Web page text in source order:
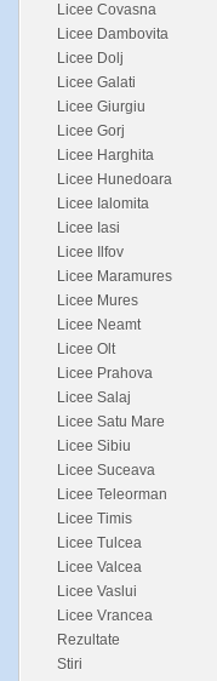
Licee Covasna
Licee Dambovita
Licee Dolj
Licee Galati
Licee Giurgiu
Licee Gorj
Licee Harghita
Licee Hunedoara
Licee Ialomita
Licee Iasi
Licee Ilfov
Licee Maramures
Licee Mures
Licee Neamt
Licee Olt
Licee Prahova
Licee Salaj
Licee Satu Mare
Licee Sibiu
Licee Suceava
Licee Teleorman
Licee Timis
Licee Tulcea
Licee Valcea
Licee Vaslui
Licee Vrancea
Rezultate
Stiri